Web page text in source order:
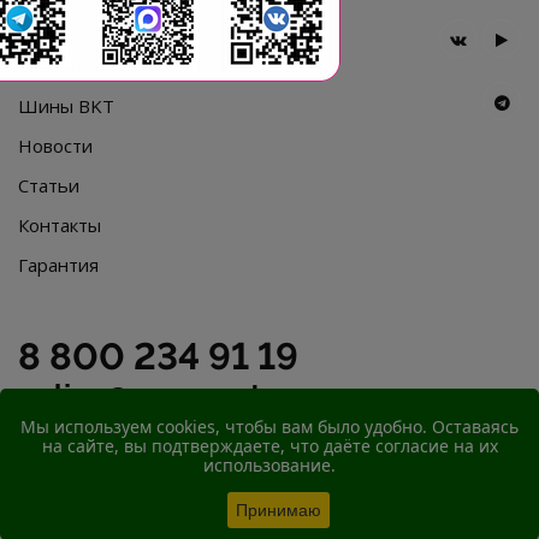
Главная
Компания
Шины BKT
Новости
Статьи
Контакты
Гарантия
8 800 234 91 19
online@agromast.ru
© 2026ООО "АгроМаст"
Мы используем cookies, чтобы вам было удобно. Оставаясь
на сайте, вы подтверждаете, что даёте согласие на их
использование.
Принимаю